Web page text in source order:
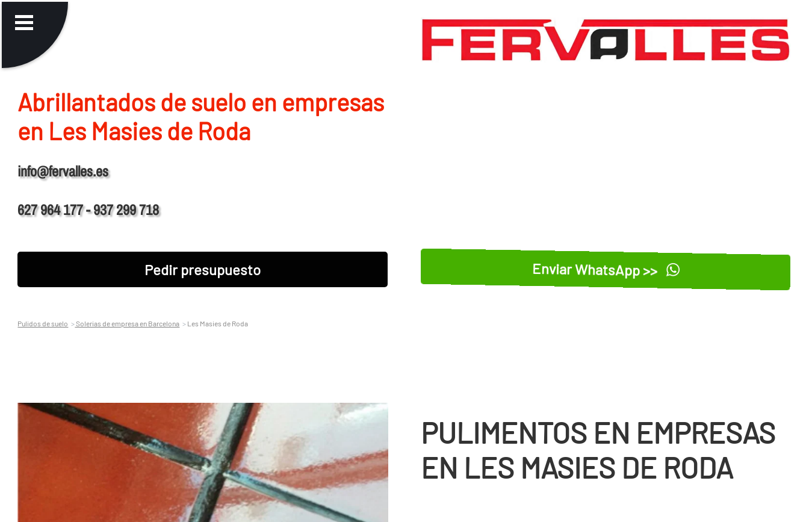
Abrillantados de suelo en empresas
en Les Masies de Roda
info@fervalles.es
627 964 177 - 937 299 718
Pedir presupuesto Enviar WhatsApp >>
Pulidos de suelo Solerias de empresa en Barcelona Les Masies de Roda
PULIMENTOS EN EMPRESAS
EN LES MASIES DE RODA